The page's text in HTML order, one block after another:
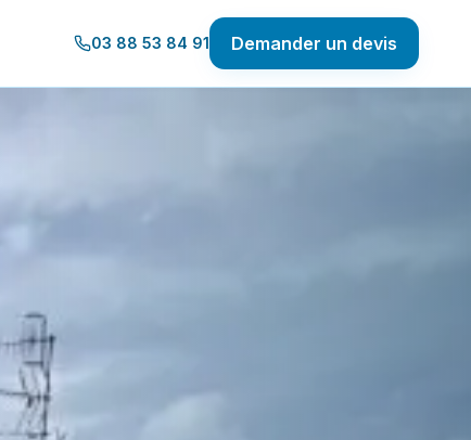
03 88 53 84 91 Demander un devis